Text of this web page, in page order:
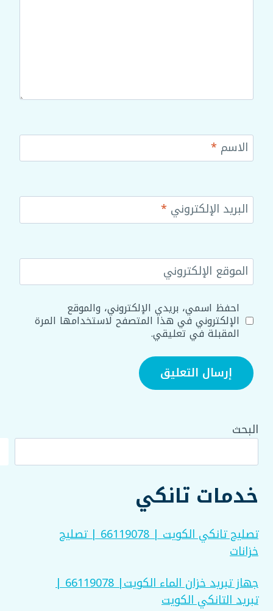
الاسم *
البريد الإلكتروني *
الموقع الإلكتروني
احفظ اسمي، بريدي الإلكتروني، والموقع
الإلكتروني في هذا المتصفح لاستخدامها المرة
المقبلة في تعليقي.
البحث
خدمات تانكي
تصليح تانكي الكويت | 66119078 | تصليح
خزانات
جهاز تبريد خزان الماء الكويت| 66119078 |
تبريد التانكي الكويت